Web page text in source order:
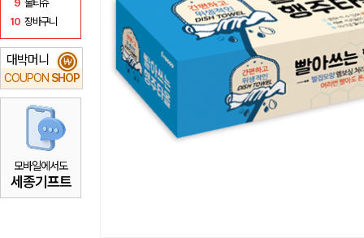
9 물티슈
10 장바구니
대박머니
COUPON SHOP
₩
모바일에서도
세종기프트